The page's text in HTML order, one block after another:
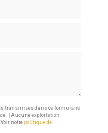
transmises dans ce formulaire
(Aucune exploitation
notre politique de